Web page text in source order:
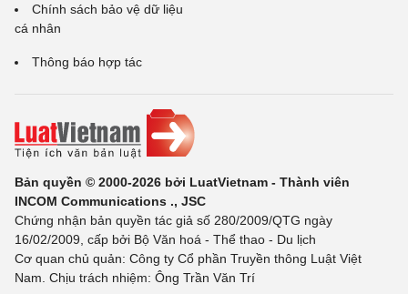
Chính sách bảo vệ dữ liệu
cá nhân
Thông báo hợp tác
Bản quyền © 2000-2026 bởi LuatVietnam - Thành viên
INCOM Communications ., JSC
Chứng nhận bản quyền tác giả số 280/2009/QTG ngày
16/02/2009, cấp bởi Bộ Văn hoá - Thể thao - Du lịch
Cơ quan chủ quản: Công ty Cổ phần Truyền thông Luật Việt
Nam. Chịu trách nhiệm: Ông Trần Văn Trí